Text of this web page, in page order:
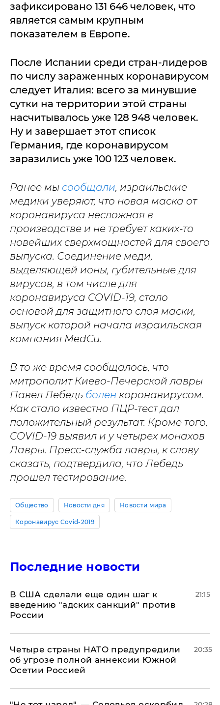
зафиксировано 131 646 человек, что
является самым крупным
показателем в Европе.
После Испании среди стран-лидеров
по числу зараженных коронавирусом
следует Италия: всего за минувшие
сутки на территории этой страны
насчитывалось уже 128 948 человек.
Ну и завершает этот список
Германия, где коронавирусом
заразились уже 100 123 человек.
Ранее мы сообщали, израильские
медики уверяют, что новая маска от
коронавируса несложная в
производстве и не требует каких-то
новейших сверхмощностей для своего
выпуска. Соединение меди,
выделяющей ионы, губительные для
вирусов, в том числе для
коронавируса COVID-19, стало
основой для защитного слоя маски,
выпуск которой начала израильская
компания MedCu.
В то же время сообщалось, что
митрополит Киево-Печерской лавры
Павел Лебедь болен коронавирусом.
Как стало известно ПЦР-тест дал
положительный результат. Кроме того,
COVID-19 выявил и у четырех монахов
Лавры. Пресс-служба лавры, к слову
сказать, подтвердила, что Лебедь
прошел тестирование.
Общество Новости дня Новости мира
Коронавирус Covid-2019
Последние новости
В США сделали еще один шаг к
введению "адских санкций" против
России
21:15
Четыре страны НАТО предупредили
об угрозе полной аннексии Южной
Осетии Россией
20:35